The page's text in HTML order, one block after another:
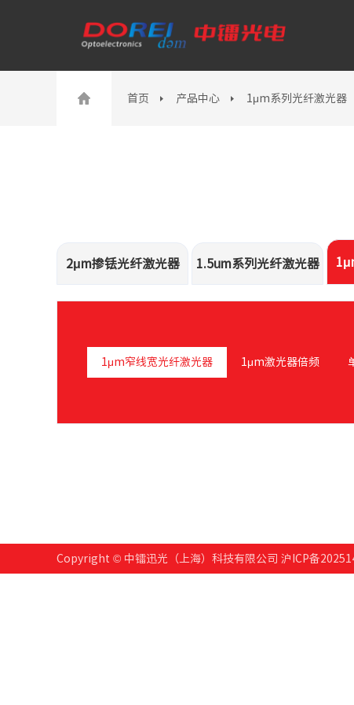
首页 产品中心 1μm系列光纤激光器
2μm掺铥光纤激光器 1.5um系列光纤激光器
1μm窄线宽光纤激光器 1μm激光器倍频
Copyright © 中镭迅光（上海）科技有限公司 沪ICP备